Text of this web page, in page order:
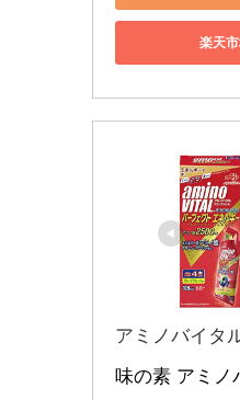
楽天
アミノバイタ
味の素 アミノ